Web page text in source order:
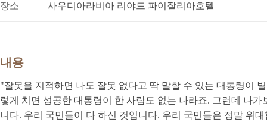
장소 사우디아라비아 리야드 파이잘리아호텔
내용
"잘못을 지적하면 나도 잘못 없다고 딱 말할 수 있는 대통령이
렇게 치면 성공한 대통령이 한 사람도 없는 나라죠. 그런데 나
니다. 우리 국민들이 다 하신 것입니다. 우리 국민들은 정말 위